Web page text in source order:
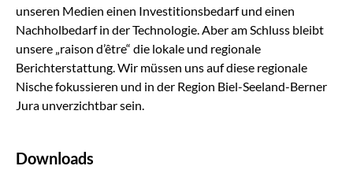
unseren Medien einen Investitionsbedarf und einen
Nachholbedarf in der Technologie. Aber am Schluss bleibt
unsere „raison d’être“ die lokale und regionale
Berichterstattung. Wir müssen uns auf diese regionale
Nische fokussieren und in der Region Biel-Seeland-Berner
Jura unverzichtbar sein.
Downloads